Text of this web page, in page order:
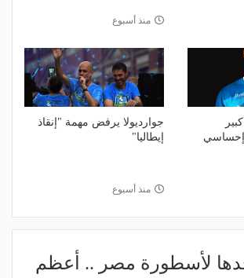
منذ أسبوع
وإحساسي
جوارديولا يرفض مهمة "إنقاذ
إيطاليا"
منذ أسبوع
لأسطورة مصر .. أعظم